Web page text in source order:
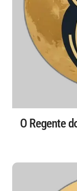
O Regente